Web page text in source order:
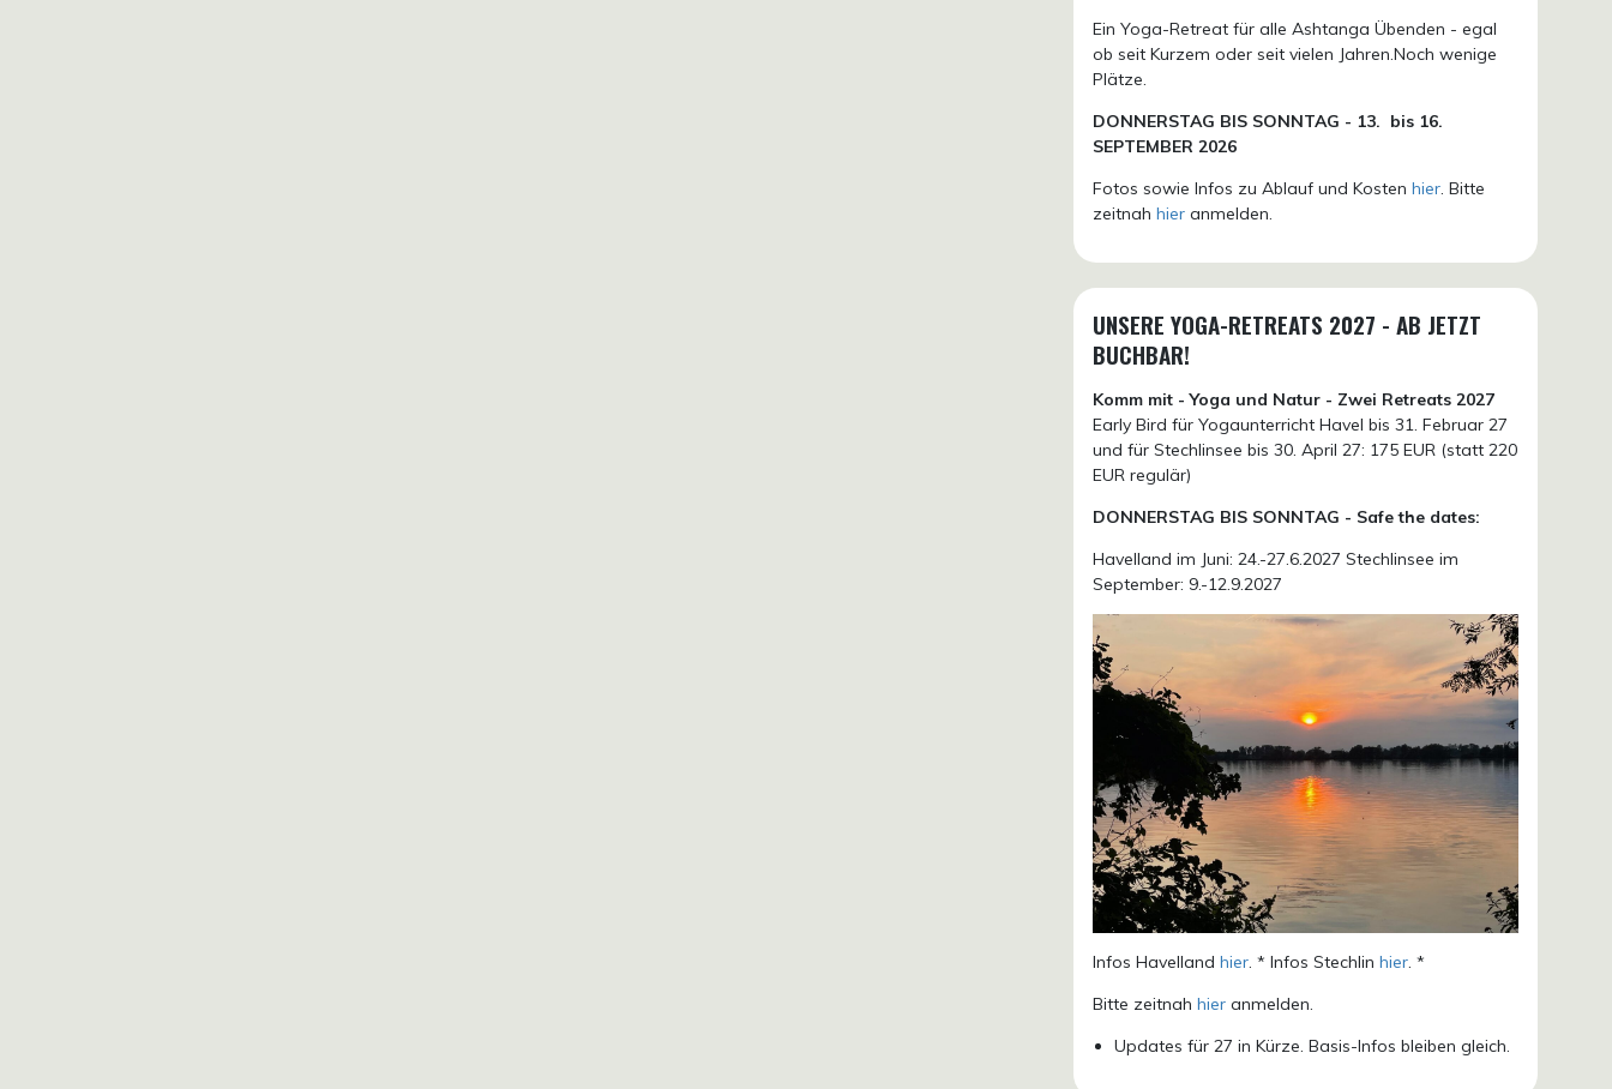
Ein Yoga-Retreat für alle Ashtanga Übenden - egal
ob seit Kurzem oder seit vielen Jahren.Noch wenige
Plätze.
DONNERSTAG BIS SONNTAG - 13. bis 16.
SEPTEMBER 2026
Fotos sowie Infos zu Ablauf und Kostenhier. Bitte
zeitnahhier anmelden.
UNSERE YOGA-RETREATS 2027 - AB JETZT
BUCHBAR!
Komm mit - Yoga und Natur - Zwei Retreats 2027
Early Bird für Yogaunterricht Havel bis 31. Februar 27
und für Stechlinsee bis 30. April 27: 175 EUR (statt 220
EUR regulär)
DONNERSTAG BIS SONNTAG - Safe the dates:
Havelland im Juni: 24.-27.6.2027 Stechlinsee im
September: 9.-12.9.2027
Infos Havellandhier. * Infos Stechlinhier. *
Bitte zeitnahhier anmelden.
Updates für 27 in Kürze. Basis-Infos bleiben gleich.